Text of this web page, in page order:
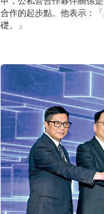
合作的起步點。他表示：
礎。」